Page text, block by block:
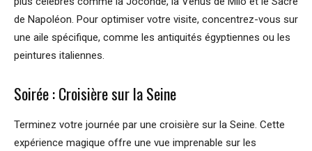
de Napoléon. Pour optimiser votre visite, concentrez-vous sur
une aile spécifique, comme les antiquités égyptiennes ou les
peintures italiennes.
Soirée : Croisière sur la Seine
Terminez votre journée par une croisière sur la Seine. Cette
expérience magique offre une vue imprenable sur les